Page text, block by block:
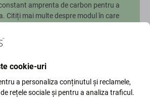
amprenta de carbon pentru a
Citiți mai multe despre modul în care
cookie-uri
a personaliza conținutul și reclamele,
rețele sociale și pentru a analiza traficul.